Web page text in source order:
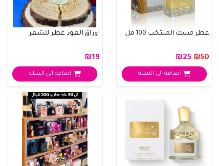
عطر مسك المنتخب 100 مل
₪50
اضافة الي السلة
اوراق العود عطر للشعر
₪19
اضافة الي السلة